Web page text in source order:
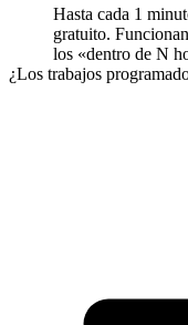
Hasta cada 1
gratuito.
los «dentro de N
¿Los trabajos